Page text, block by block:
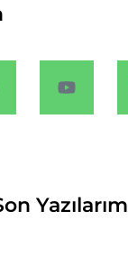
Yazılarım